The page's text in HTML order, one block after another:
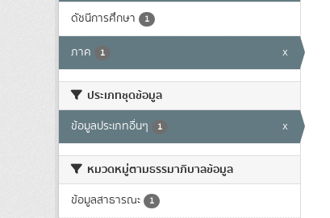
ดัชนีการศึกษา 1
ภาค 1 x
ประเภทชุดข้อมูล
ข้อมูลประเภทอื่นๆ 1 x
หมวดหมู่ตามธรรมาภิบาลข้อมูล
ข้อมูลสาธารณะ 1